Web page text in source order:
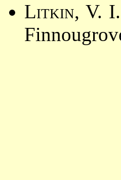
Litkin, V.